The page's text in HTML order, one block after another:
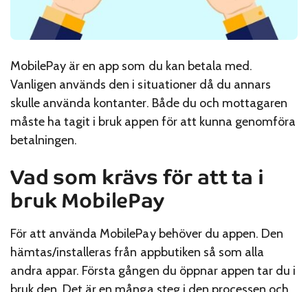
MobilePay är en app som du kan betala med.
Vanligen används den i situationer då du annars
skulle använda kontanter. Både du och mottagaren
måste ha tagit i bruk appen för att kunna genomföra
betalningen.
Vad som krävs för att ta i
bruk MobilePay
För att använda MobilePay behöver du appen. Den
hämtas/installeras från appbutiken så som alla
andra appar. Första gången du öppnar appen tar du i